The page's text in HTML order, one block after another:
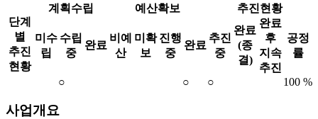
단계
별
추진
현황
계획수립 예산확보 추진현황
미수
립
수립
중
완료
비예
산
미확
보
진행
중
완료
추진
중
완료
(종
결)
완료
후
지속
추진
공정
률
○ ○ ○ 100 %
사업개요